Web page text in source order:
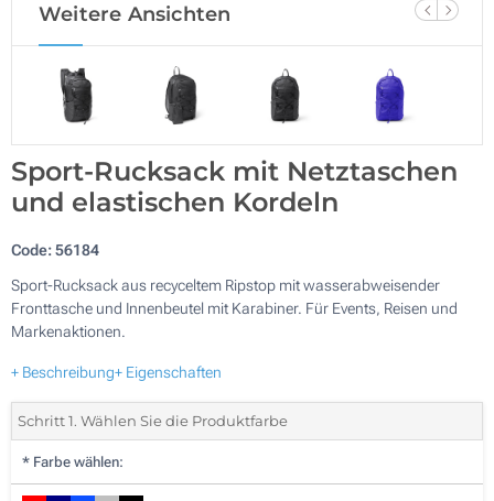
Weitere Ansichten
Sport-Rucksack mit Netztaschen
und elastischen Kordeln
Code:56184
Sport-Rucksack aus recyceltem Ripstop mit wasserabweisender
Fronttasche und Innenbeutel mit Karabiner. Für Events, Reisen und
Markenaktionen.
+ Beschreibung+ Eigenschaften
Schritt 1. Wählen Sie die Produktfarbe
* Farbe wählen: